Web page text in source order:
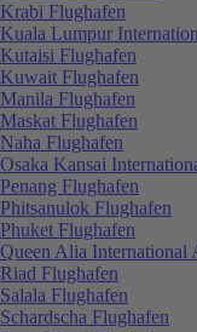
Krabi Flughafen
Kuala Lumpur
Kutaisi Flughafen
Kuwait Flughafen
Manila Flughafen
Maskat Flughafen
Naha Flughafen
Osaka Kansai
Penang Flughafen
Phitsanulok Flughafen
Phuket Flughafen
Queen Alia International
Riad Flughafen
Salala Flughafen
Schardscha Flughafen